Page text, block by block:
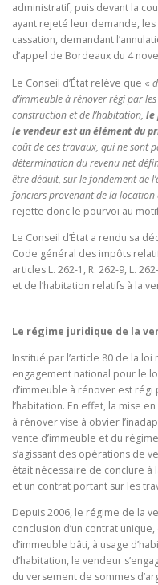
administratif, puis devant la
ayant rejeté leur demande,
cassation, demandant
d’appel de Bordeaux du 4
Le Conseil d’État relève que «
d’immeuble à rénover régi par
construction et de l’habitation, le
le vendeur est un élément du
coût de ces travaux, qui ne sont
détermination du revenu net
être déduit, sur le fondement de
fonciers provenant de la location
rejette donc le pourvoi au
Le Conseil d’État a rendu sa
Code général des impôts
articles L. 262-1, R. 262-9, L.
et de l’habitation relatifs à la
Le régime juridique de la
Institué par l’article 80 de la
engagement national pour le
d’immeuble à rénover est
l’habitation. En effet, la mise
à rénover vise à obvier
vente d’immeuble et du
s’agissant des opérations de
était nécessaire de conclure à
et un contrat portant sur les
Depuis 2006, le régime de la
conclusion d’un contrat
d’immeuble bâti, à usage
d’habitation, le vendeur
du versement de sommes